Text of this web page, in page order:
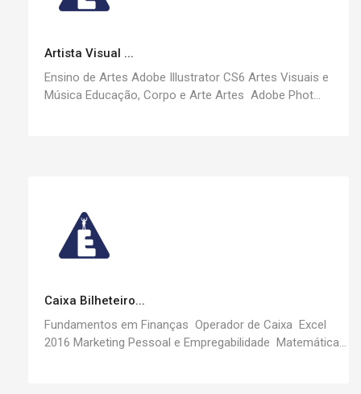
Artista Visual ...
Ensino de Artes Adobe Illustrator CS6 Artes Visuais e
Música Educação, Corpo e Arte Artes Adobe Phot...
Caixa Bilheteiro...
Fundamentos em Finanças Operador de Caixa Excel
2016 Marketing Pessoal e Empregabilidade Matemática...